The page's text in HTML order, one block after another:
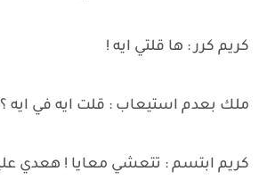
كريم كرر : ها قلتي ايه !
ملك بعدم استيعاب : قلت ايه في ايه ؟